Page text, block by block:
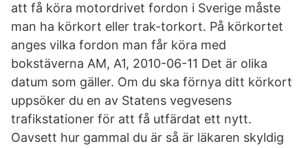
att få köra motordrivet fordon i Sverige måste
man ha körkort eller trak-torkort. På körkortet
anges vilka fordon man får köra med
bokstäverna AM, A1, 2010-06-11 Det är olika
datum som gäller. Om du ska förnya ditt körkort
uppsöker du en av Statens vegvesens
trafikstationer för att få utfärdat ett nytt.
Oavsett hur gammal du är så är läkaren skyldig